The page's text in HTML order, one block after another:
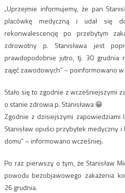
„Uprzejmie informujemy, że pan
placówkę medyczną i udał się
rekonwalescencję po przebytym
zdrowotny p. Stanisława jest
prawdopodobnie jutro, tj. 30 grudnia
zajęć zawodowych” – poinformowano
Stało się to zgodnie z wcześniejszymi
o stanie zdrowia p. Stanisława 😁
Zgodnie z dzisiejszymi zapowiedziami
Stanisław opuści przybytek medyczny
domu” – informowano wcześniej.
Po raz pierwszy o tym, że Stanisław
powodu bezobjawowego zakażenia
26 grudnia.